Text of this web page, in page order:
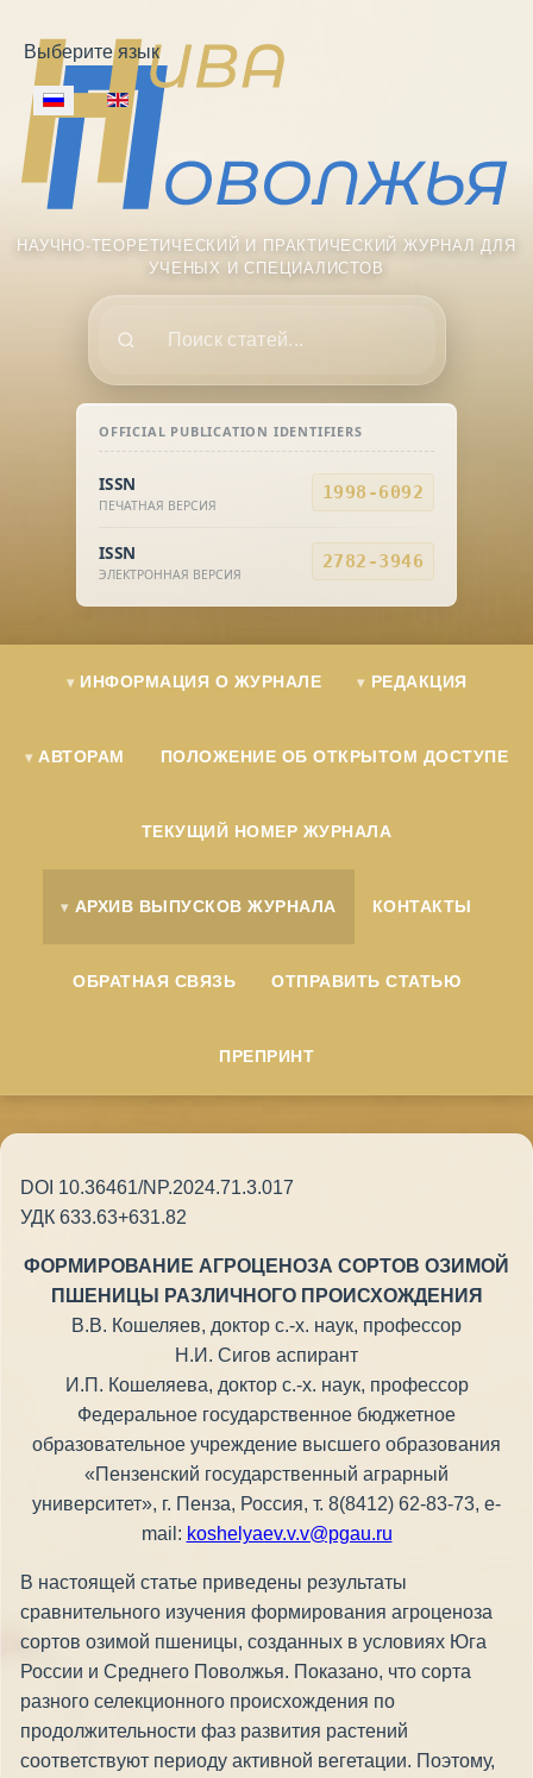
Выберите язык
OFFICIAL PUBLICATION IDENTIFIERS
ISSN
ПЕЧАТНАЯ ВЕРСИЯ
1998-6092
ISSN
ЭЛЕКТРОННАЯ ВЕРСИЯ
2782-3946
НАУЧНО-ТЕОРЕТИЧЕСКИЙ И ПРАКТИЧЕСКИЙ ЖУРНАЛ ДЛЯ
УЧЕНЫХ И СПЕЦИАЛИСТОВ
ИНФОРМАЦИЯ О ЖУРНАЛЕ РЕДАКЦИЯ
АВТОРАМ ПОЛОЖЕНИЕ ОБ ОТКРЫТОМ ДОСТУПЕ
ТЕКУЩИЙ НОМЕР ЖУРНАЛА
АРХИВ ВЫПУСКОВ ЖУРНАЛА КОНТАКТЫ
ОБРАТНАЯ СВЯЗЬ ОТПРАВИТЬ СТАТЬЮ
ПРЕПРИНТ
DOI 10.36461/NP.2024.71.3.017
УДК 633.63+631.82
ФОРМИРОВАНИЕ АГРОЦЕНОЗА СОРТОВ ОЗИМОЙ
ПШЕНИЦЫ РАЗЛИЧНОГО ПРОИСХОЖДЕНИЯ
В.В. Кошеляев, доктор с.-х. наук, профессор
Н.И. Сигов аспирант
И.П. Кошеляева, доктор с.-х. наук, профессор
Федеральное государственное бюджетное
образовательное учреждение высшего образования
«Пензенский государственный аграрный
университет», г. Пенза, Россия, т. 8(8412) 62-83-73, e-
mail: koshelyaev.v.v@pgau.ru
В настоящей статье приведены результаты
сравнительного изучения формирования агроценоза
сортов озимой пшеницы, созданных в условиях Юга
России и Среднего Поволжья. Показано, что сорта
разного селекционного происхождения по
продолжительности фаз развития растений
соответствуют периоду активной вегетации. Поэтому,